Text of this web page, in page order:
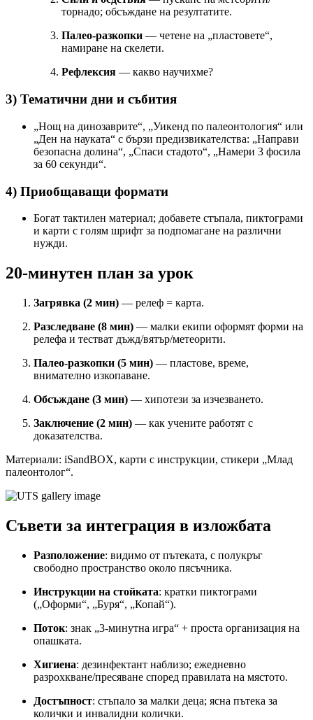
торнадо; обсъждане на резултатите.
Палео-разкопки — четене на „пластовете“,
намиране на скелети.
Рефлексия — какво научихме?
3) Тематични дни и събития
„Нощ на динозаврите“, „Уикенд по палеонтология“ или
„Ден на науката“ с бързи предизвикателства: „Направи
безопасна долина“, „Спаси стадото“, „Намери 3 фосила
за 60 секунди“.
4) Приобщаващи формати
Богат тактилен материал; добавете стъпала, пиктограми
и карти с голям шрифт за подпомагане на различни
нужди.
20-минутен план за урок
Загрявка (2 мин) — релеф = карта.
Разследване (8 мин) — малки екипи оформят форми на
релефа и тестват дъжд/вятър/метеорити.
Палео-разкопки (5 мин) — пластове, време,
внимателно изкопаване.
Обсъждане (3 мин) — хипотези за изчезването.
Заключение (2 мин) — как учените работят с
доказателства.
Материали: iSandBOX, карти с инструкции, стикери „Млад
палеонтолог“.
Съвети за интеграция в изложбата
Разположение: видимо от пътеката, с полукръг
свободно пространство около пясъчника.
Инструкции на стойката: кратки пиктограми
(„Оформи“, „Буря“, „Копай“).
Поток: знак „3-минутна игра“ + проста организация на
опашката.
Хигиена: дезинфектант наблизо; ежедневно
разрохкване/пресяване според правилата на мястото.
Достъпност: стъпало за малки деца; ясна пътека за
колички и инвалидни колички.